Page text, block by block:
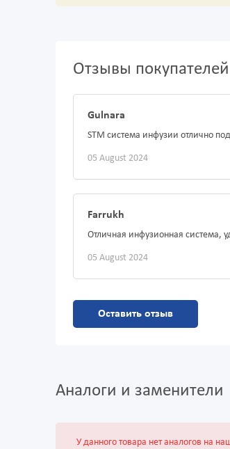
Отзывы покупателей
Gulnara
STM система инфузии отлично
05 August 2024
Farrukh
Отличная инфузионная система,
05 August 2024
Оставить отзыв
Аналоги и заменители
У данного товара нет аналогов на